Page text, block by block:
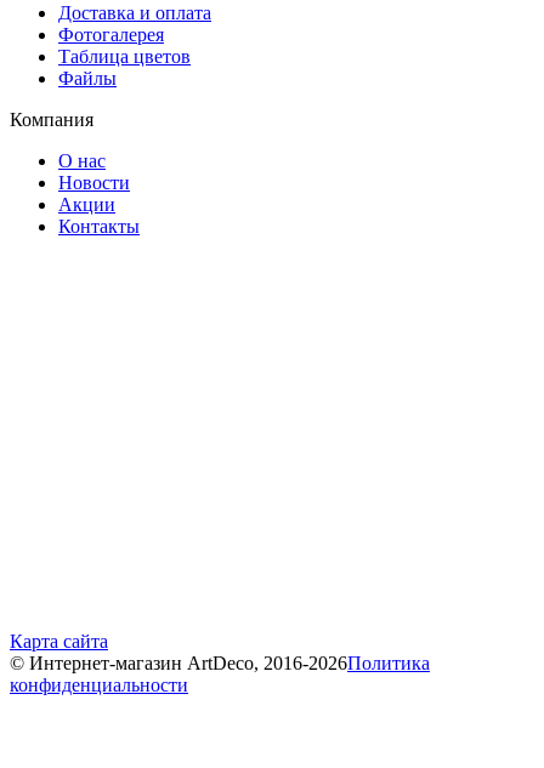
Доставка и оплата
Фотогалерея
Таблица цветов
Файлы
Компания
О нас
Новости
Акции
Контакты
Карта сайта
© Интернет-магазин ArtDeco, 2016-2026Политика
конфиденциальности